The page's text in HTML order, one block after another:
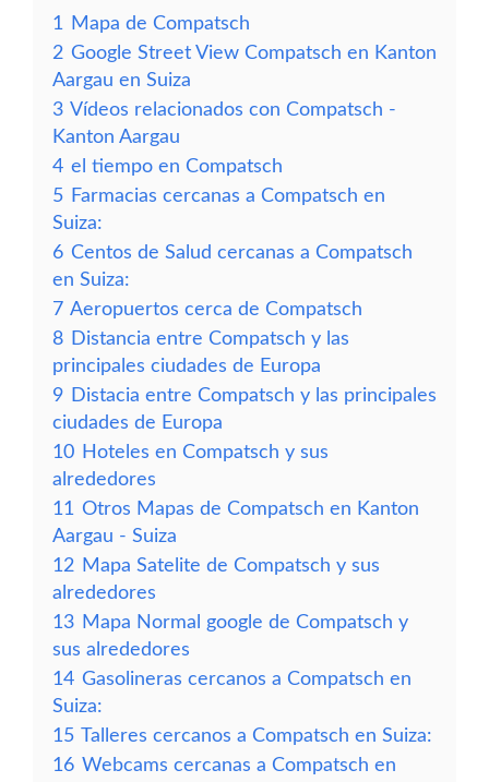
1
Mapa de Compatsch
2 Google Street View Compatsch en Kanton
Aargau en Suiza
3 Vídeos relacionados con Compatsch -
Kanton Aargau
4 el tiempo en Compatsch
5 Farmacias cercanas a Compatsch en
Suiza:
6 Centos de Salud cercanas a Compatsch
en Suiza:
7 Aeropuertos cerca de Compatsch
8 Distancia entre Compatsch y las
principales ciudades de Europa
9 Distacia entre Compatsch y las principales
ciudades de Europa
10 Hoteles en Compatsch y sus
alrededores
11 Otros Mapas de Compatsch en Kanton
Aargau - Suiza
12 Mapa Satelite de Compatsch y sus
alrededores
13 Mapa Normal google de Compatsch y
sus alrededores
14 Gasolineras cercanos a Compatsch en
Suiza:
15 Talleres cercanos a Compatsch en Suiza:
16 Webcams cercanas a Compatsch en